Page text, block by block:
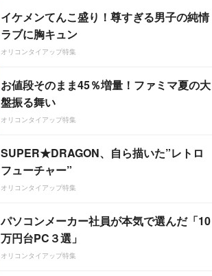
イケメンてんこ盛り！尊すぎる男子の純情
ラブに胸キュン
オリコンタイアップ特集
お値段そのまま45％増量！ファミマ夏の大
盤振る舞い
オリコンタイアップ特集
SUPER★DRAGON、自ら描いた”レトロ
フューチャー”
オリコンタイアップ特集
パソコンメーカー社員が本気で選んだ「10
万円台PC３選」
オリコンタイアップ特集